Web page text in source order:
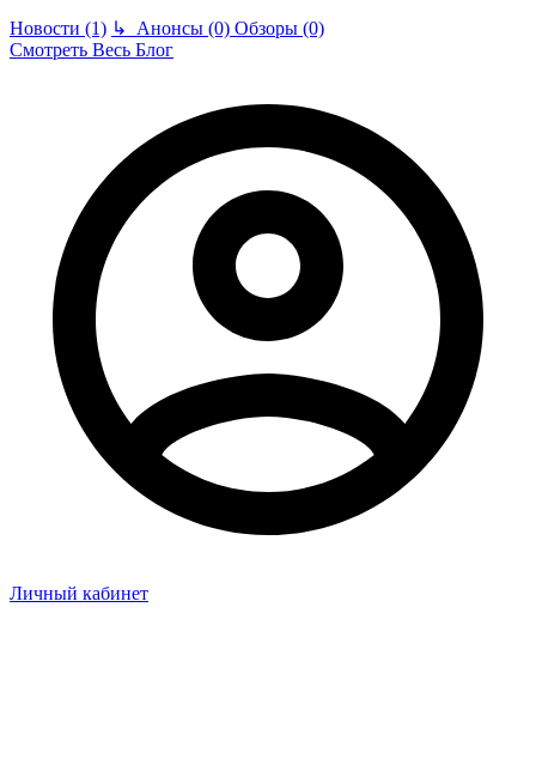
Новости (1) ↳ Анонсы (0) Обзоры (0)
Смотреть Весь Блог
Личный кабинет